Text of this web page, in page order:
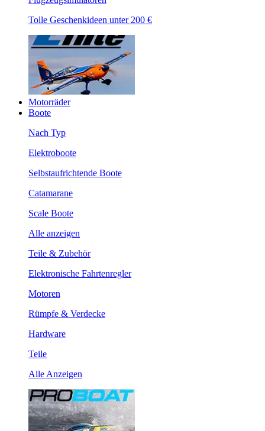
Tolle Geschenkideen unter 200 €
Motorräder
Boote
Nach Typ
Elektroboote
Selbstaufrichtende Boote
Catamarane
Scale Boote
Alle anzeigen
Teile & Zubehör
Elektronische Fahrtenregler
Motoren
Rümpfe & Verdecke
Hardware
Teile
Alle Anzeigen